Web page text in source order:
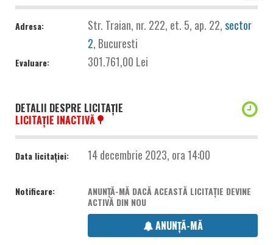
Adresa: Str. Traian, nr. 222, et. 5, ap. 22,sector
2, Bucuresti
Evaluare: 301.761,00 Lei
DETALII DESPRE LICITAȚIE
LICITAȚIE INACTIVĂ
Data licitației: 14 decembrie 2023, ora 14:00
Notificare:
ANUNȚĂ-MĂ DACĂ ACEASTĂ LICITAȚIE DEVINE
ACTIVĂ DIN NOU
ANUNȚĂ-MĂ